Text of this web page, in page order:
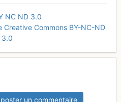
NC ND 3.0
Creative Commons BY-NC-ND
3.0
un commentaire